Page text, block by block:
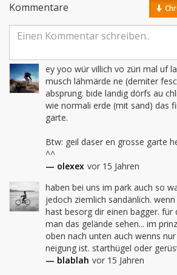
Kommentare
ey yoo wür villich vo züri mal uf
musch lähmärde ne (demiter
absprung. bide landig dörfs au
wie normali erde (mit sand) das
garte.
Btw: geil daser en grosse garte
^^
— olexex vor 15 Jahren
haben bei uns im park auch so
jedoch ziemlich sandänlich.
hast besorg dir einen bagger. für
man das gelände sehen... im
oben nach unten auch wenns
neigung ist. starthügel oder
— blablah vor 15 Jahren